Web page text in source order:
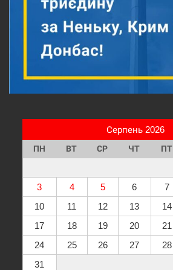
Серпень 2026
ПН ВТ СР ЧТ ПТ
3
4 5 6 7
10
11 12 13 14
17
18 19 20 21
24
25 26 27 28
31